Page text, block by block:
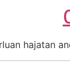
hajatan